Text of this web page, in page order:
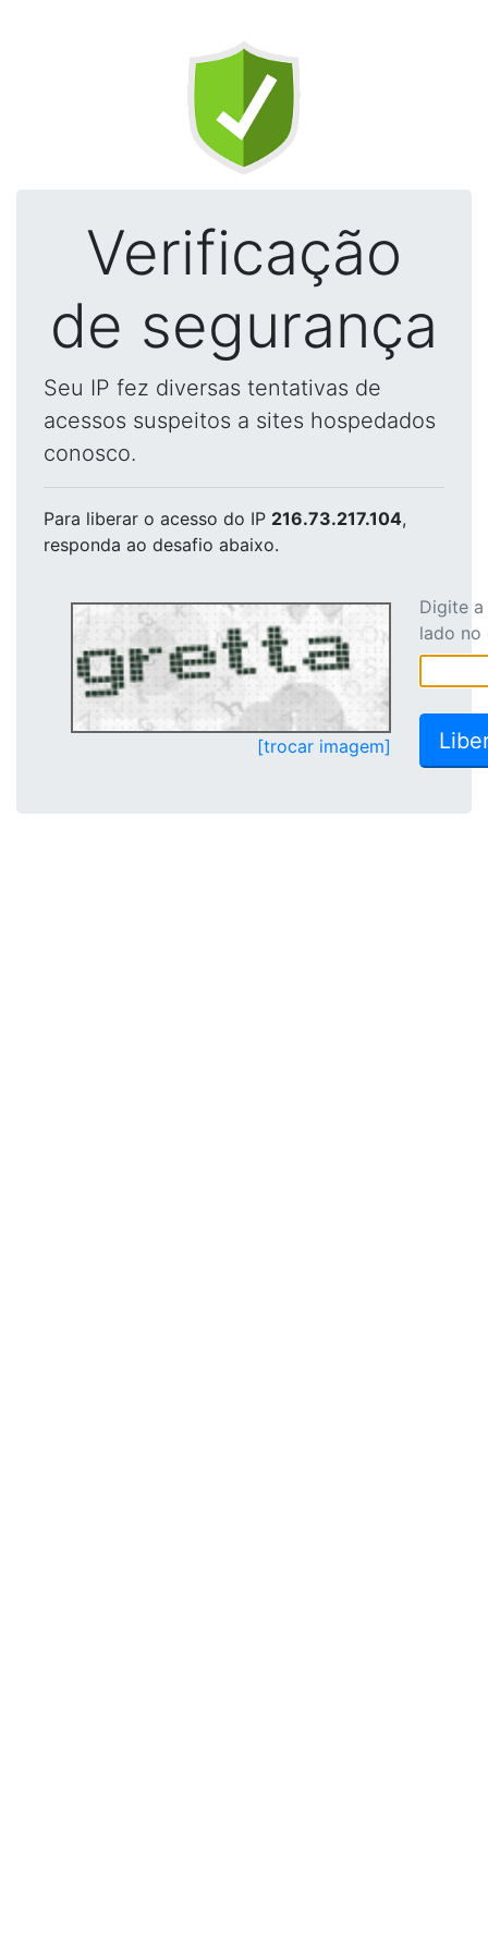
Verificação
de segurança
Seu IP fez diversas tentativas de
acessos suspeitos a sites hospedados
conosco.
Para liberar o acesso do IP 216.73.217.104,
responda ao desafio abaixo.
[trocar imagem]
Digite
lado no